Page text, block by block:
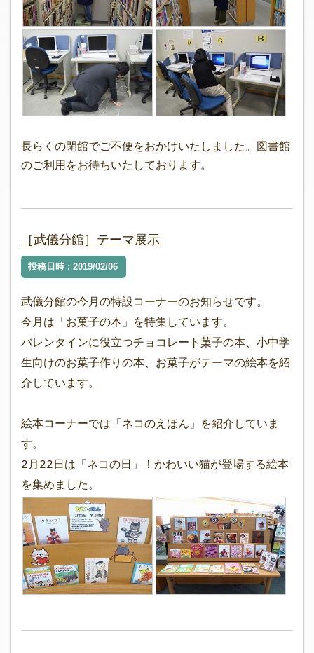
長らくの閉館でご不便をおかけいたしました。図書館
のご利用をお待ちいたしております。
［武儀分館］テーマ展示
投稿日時 : 2019/02/06
武儀分館の今月の特設コーナーのお知らせです。
今月は「お菓子の本」を特集しています。
バレンタインに役立つチョコレート菓子の本、小中学
生向けのお菓子作りの本、お菓子がテーマの絵本を紹
介しています。
絵本コーナーでは「ネコのえほん」を紹介していま
す。
2月22日は「ネコの日」！かわいい猫が登場する絵本
を集めました。